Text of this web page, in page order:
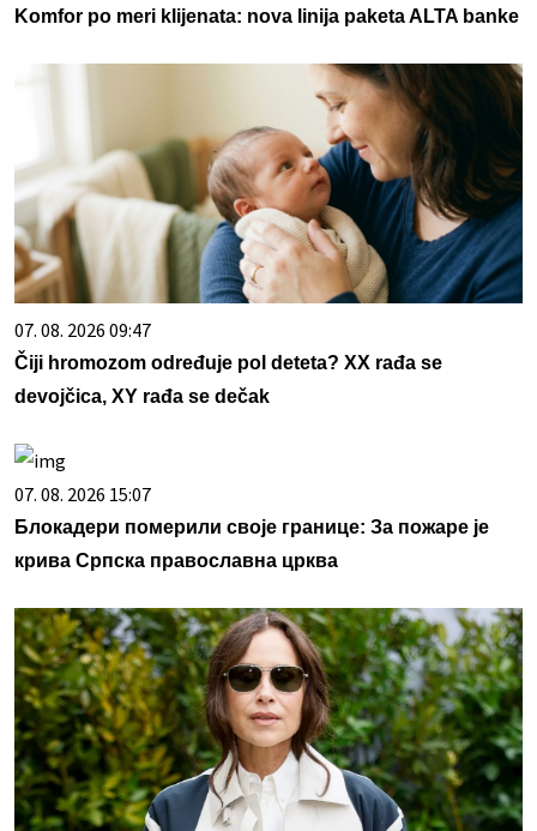
Komfor po meri klijenata: nova linija paketa ALTA banke
07. 08. 2026 09:47
Čiji hromozom određuje pol deteta? XX rađa se
devojčica, XY rađa se dečak
07. 08. 2026 15:07
Блокадери померили своје границе: За пожаре је
крива Српска православна црква